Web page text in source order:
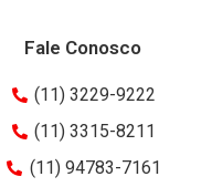
Fale Conosco
(11) 3229-9222
(11) 3315-8211
(11) 94783-7161